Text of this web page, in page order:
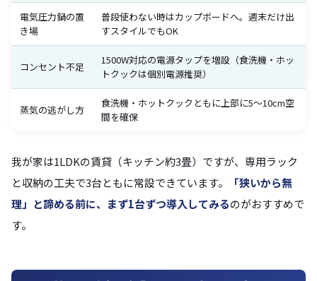
電気圧力鍋の置
き場
普段使わない時はカップボードへ。週末だけ出
すスタイルでもOK
コンセント不足
1500W対応の電源タップを増設（食洗機・ホッ
トクックは個別電源推奨）
蒸気の逃がし方
食洗機・ホットクックともに上部に5〜10cm空
間を確保
我が家は1LDKの賃貸（キッチン約3畳）ですが、専用ラック
と収納の工夫で3台ともに常設できています。
「狭いから無
理」と諦める前に、まず1台ずつ導入してみるのがおすすめで
す。